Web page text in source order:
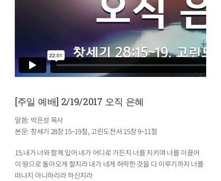
[주일 예배] 2/19/2017 오직 은혜
말씀: 박은성 목사
본문: 창세기 28장 15~19절, 고린도전서 15장 9~11절
15.내가 너와 함께 있어 네가 어디로 가든지 너를 지키며 너를 이끌어
이 땅으로 돌아오게 할지라 내가 네게 허락한 것을 다 이루기까지 너를
떠나지 아니하리라 하신지라